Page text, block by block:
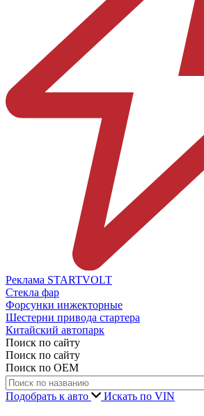
Реклама STARTVOLT
Стекла фар
Форсунки инжекторные
Шестерни привода стартера
Китайский автопарк
Поиск по сайту
Поиск по сайту
Поиск по ОЕМ
Подобрать к авто Искать по VIN